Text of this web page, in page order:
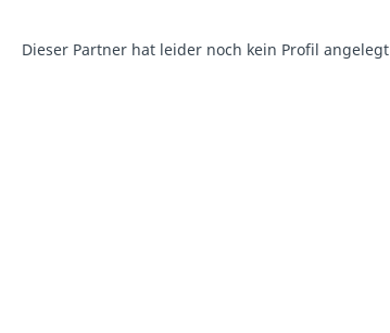
Dieser Partner hat leider noch kein Profil angelegt